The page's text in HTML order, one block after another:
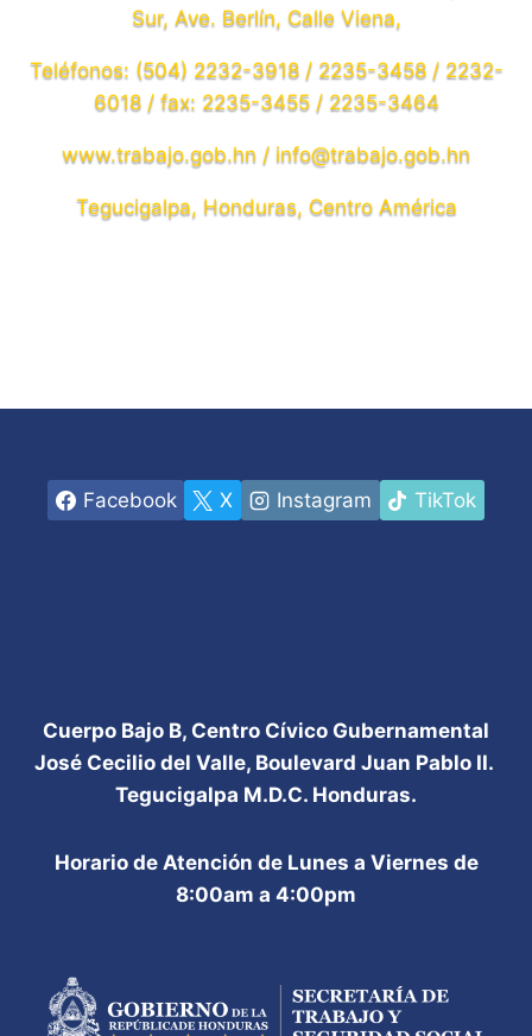
Sur, Ave. Berlín, Calle Viena,
Teléfonos: (504) 2232-3918 / 2235-3458 / 2232-
6018 / fax: 2235-3455 / 2235-3464
www.trabajo.gob.hn / info@trabajo.gob.hn
Tegucigalpa, Honduras, Centro América
Facebook X Instagram TikTok
Cuerpo Bajo B, Centro Cívico Gubernamental
José Cecilio del Valle, Boulevard Juan Pablo II.
Tegucigalpa M.D.C. Honduras.
Horario de Atención de Lunes a Viernes de
8:00am a 4:00pm